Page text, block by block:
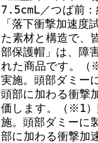
7.5cmL／つば前
「落下衝撃加速
た素材と構造で、
部保護帽」は、障
れた商品です。（
実施。頭部ダミー
頭部に加わる衝撃
価します。（※1）
施。頭部ダミーに
部に加わる衝撃加